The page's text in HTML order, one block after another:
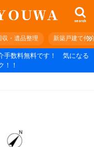
search
収・遺品整理 新築戸建て仲
手数料無料です！ 気になる
！！